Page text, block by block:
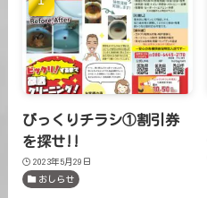
びっくりチラシ①割引券
を探せ!!
2023年5月29日
おしらせ